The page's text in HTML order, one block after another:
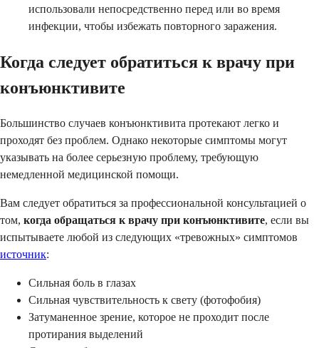
использовали непосредственно перед или во время
инфекции, чтобы избежать повторного заражения.
Когда следует обратиться к врачу при
конъюнктивите
Большинство случаев конъюнктивита протекают легко и
проходят без проблем. Однако некоторые симптомы могут
указывать на более серьезную проблему, требующую
немедленной медицинской помощи.
Вам следует обратиться за профессиональной консультацией о
том, когда обращаться к врачу при конъюнктивите, если вы
испытываете любой из следующих «тревожных» симптомов
источник:
Сильная боль в глазах
Сильная чувствительность к свету (фотофобия)
Затуманенное зрение, которое не проходит после
протирания выделений